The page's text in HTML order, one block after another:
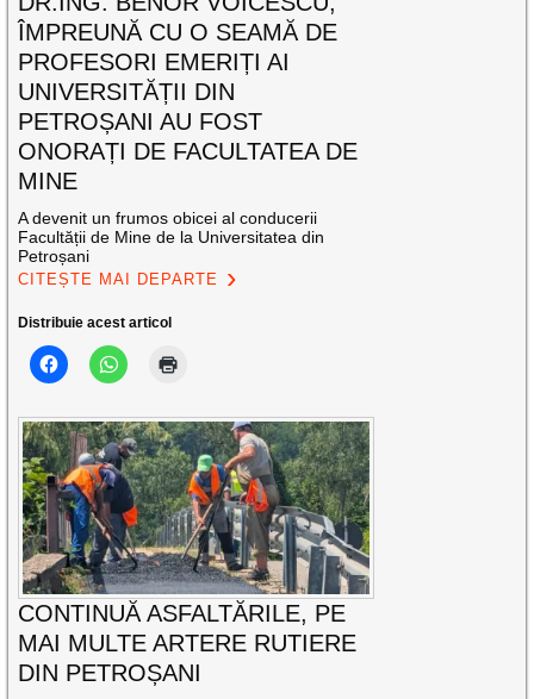
ÎMPREUNĂ CU O SEAMĂ DE
PROFESORI EMERIȚI AI
UNIVERSITĂȚII DIN
PETROȘANI AU FOST
ONORAȚI DE FACULTATEA DE
MINE
A devenit un frumos obicei al conducerii
Facultății de Mine de la Universitatea din
Petroșani
CITEȘTE MAI DEPARTE
Distribuie acest articol
CONTINUĂ ASFALTĂRILE, PE
MAI MULTE ARTERE RUTIERE
DIN PETROȘANI